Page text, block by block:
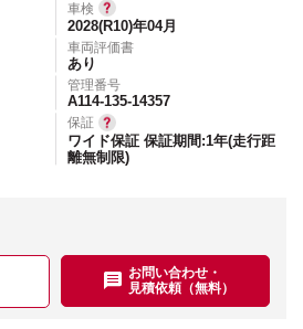
車検
2028(R10)年04月
車両評価書
あり
管理番号
A114-135-14357
保証
ワイド保証 保証期間:1年(走行距
離無制限)
お問い合わせ・
見積依頼（無料）